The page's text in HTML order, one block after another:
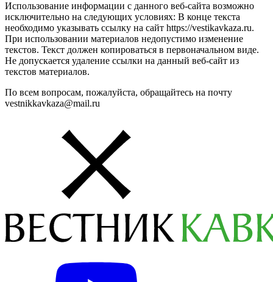
Использование информации с данного веб-сайта возможно
исключительно на следующих условиях: В конце текста
необходимо указывать ссылку на сайт https://vestikavkaza.ru.
При использовании материалов недопустимо изменение
текстов. Текст должен копироваться в первоначальном виде.
Не допускается удаление ссылки на данный веб-сайт из
текстов материалов.
По всем вопросам, пожалуйста, обращайтесь на почту
vestnikkavkaza@mail.ru